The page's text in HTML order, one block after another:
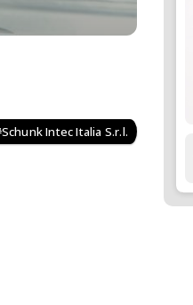
Schunk Intec Italia S.r.l.